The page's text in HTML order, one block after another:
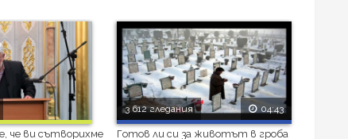
че ви сътворихме
3 612 гледания 04:43
Готов ли си за животът в гроба